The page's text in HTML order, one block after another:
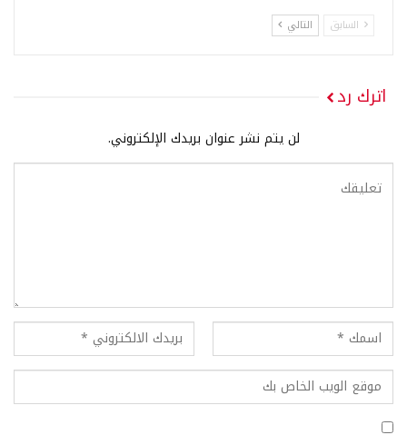
السابق التالي
اترك رد
لن يتم نشر عنوان بريدك الإلكتروني.